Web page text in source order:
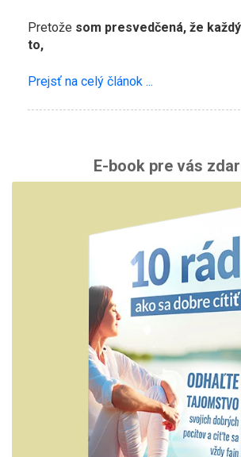
Pretože som presvedčená, že
to,
Prejsť na celý článok ...
E-book pre vás